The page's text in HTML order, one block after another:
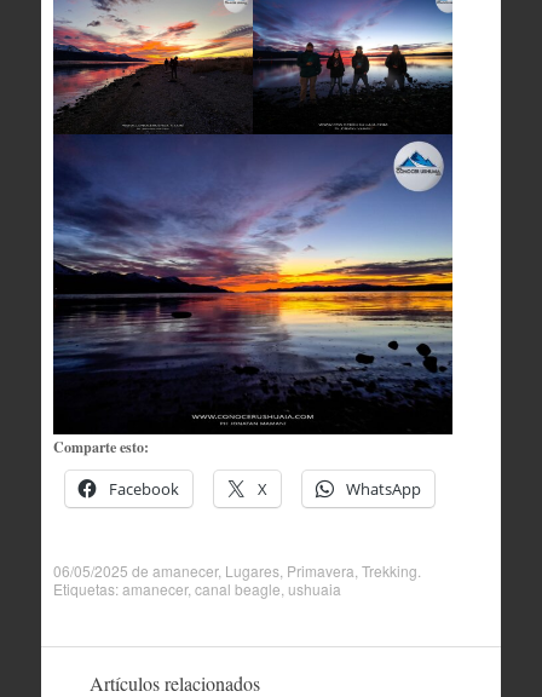
Comparte esto:
Facebook X WhatsApp
06/05/2025 de amanecer, Lugares, Primavera Trekking
Etiquetas:amanecer, canal beagle ushuaia
Artículos relacionados